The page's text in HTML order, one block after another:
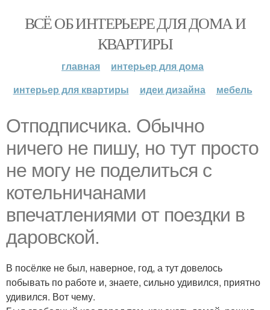
ВСЁ ОБ ИНТЕРЬЕРЕ ДЛЯ ДОМА И
КВАРТИРЫ
главная
интерьер для дома
интерьер для квартиры
идеи дизайна мебель
Отподписчика. Обычно
ничего не пишу, но тут просто
не могу не поделиться с
котельничанами
впечатлениями от поездки в
даровской.
В посёлке не был, наверное, год, а тут довелось
побывать по работе и, знаете, сильно удивился, приятно
удивился. Вот чему.